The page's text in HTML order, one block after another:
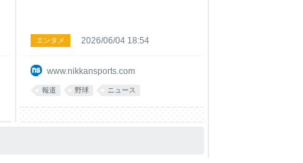
www.nikkansports.com
エンタメ 2026/06/04 18:54
報道 野球 ニュース